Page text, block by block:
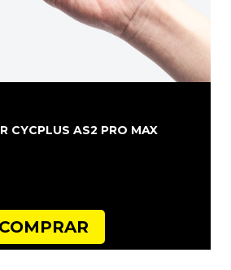
CYCPLUS AS2 PRO MAX
COMPRAR